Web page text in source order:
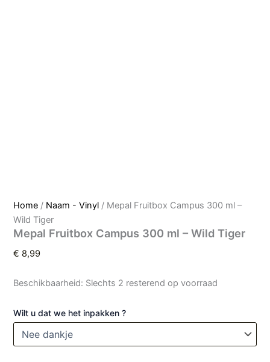
Home / Naam - Vinyl / Mepal Fruitbox Campus 300 ml –
Wild Tiger
Mepal Fruitbox Campus 300 ml – Wild Tiger
€ 8,99
Beschikbaarheid: Slechts 2 resterend op voorraad
Wilt u dat we het inpakken ?